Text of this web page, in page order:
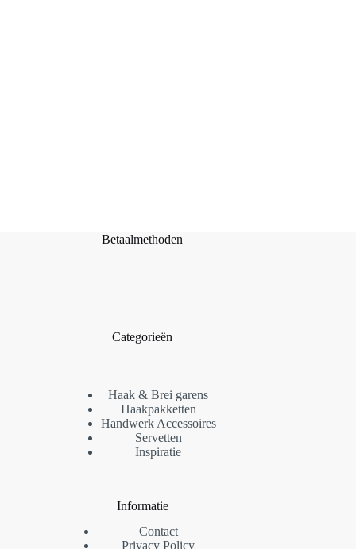
Betaalmethoden
Categorieën
Haak & Brei garens
Haakpakketten
Handwerk Accessoires
Servetten
Inspiratie
Informatie
Contact
Privacy Policy